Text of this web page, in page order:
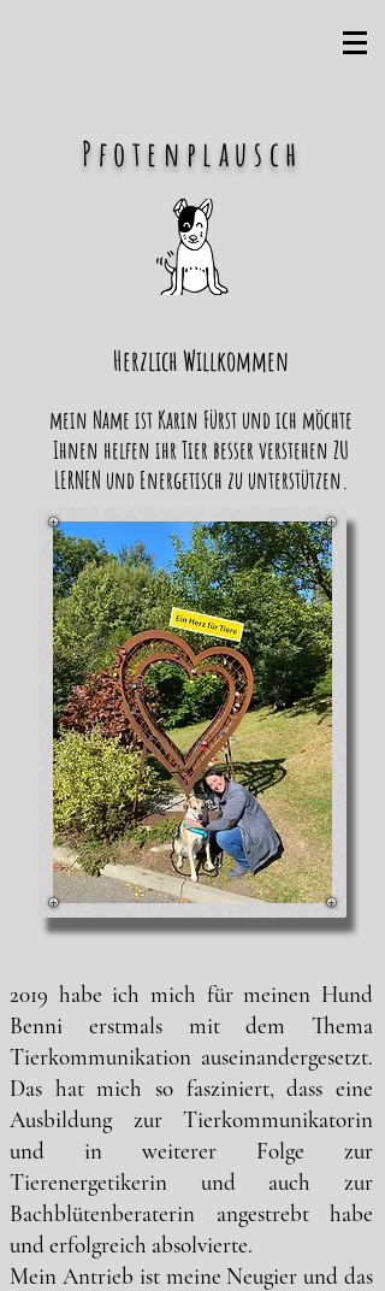
Pfotenplausch
Herzlich Willkommen
mein Name ist Karin Fürst und ich möchte
Ihnen helfen ihr Tier besser verstehen ZU
LERNEN und Energetisch zu unterstützen.
2019 habe ich mich für meinen Hund
Benni erstmals mit dem Thema
Tierkommunikation auseinandergesetzt.
Das hat mich so fasziniert, dass eine
Ausbildung zur Tierkommunikatorin
und in weiterer Folge zur
Tierenergetikerin und auch zur
Bachblütenberaterin angestrebt habe
und erfolgreich absolvierte.
Mein Antrieb ist meine Neugier und das